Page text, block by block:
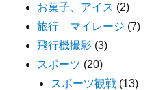
お菓子、アイス (2)
旅行 マイレージ (7)
飛行機撮影 (3)
スポーツ (20)
スポーツ観戦 (13)